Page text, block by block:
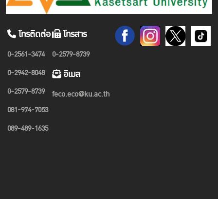
โทรติดต่อ
0-2561-3474
0-2942-8048
0-2579-8739
081-974-7053
089-489-1635
โทรสาร
0-2579-8739
อีเมล
feco.eco@ku.ac.th